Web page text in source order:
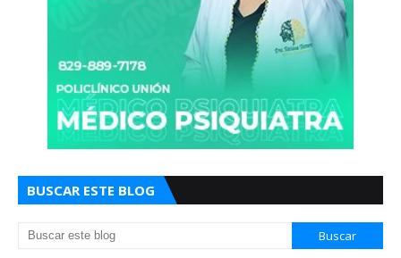
BUSCAR ESTE BLOG